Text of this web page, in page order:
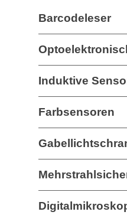
Barcodeleser
Induktive
Farbsensoren